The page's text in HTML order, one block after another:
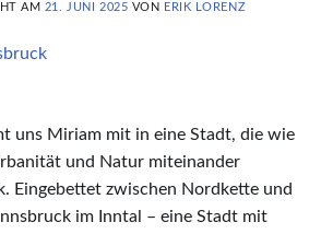
AM 21. JUNI 2025 VON ERIK LORENZ
uns Miriam mit in eine Stadt, die wie
und Natur miteinander
Eingebettet zwischen Nordkette und
im Inntal – eine Stadt mit